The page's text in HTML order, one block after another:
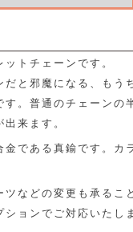
トチェーンです。
と邪魔になる、もう
す。普通のチェーンの
来ます。
である真鍮です。カ
などの変更も承るこ
ョンでご対応いたし